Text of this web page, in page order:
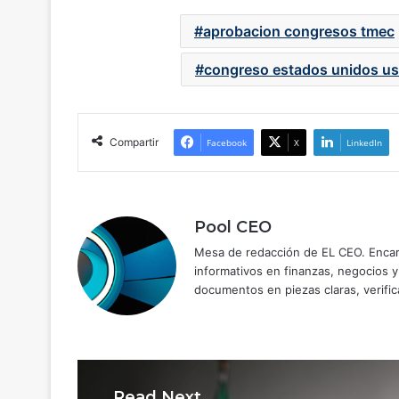
aprobacion congresos tmec
congreso estados unidos
Compartir Facebook X LinkedIn
Pool CEO
Mesa de redacción de EL CEO.
informativos en finanzas, negocios
documentos en piezas claras,